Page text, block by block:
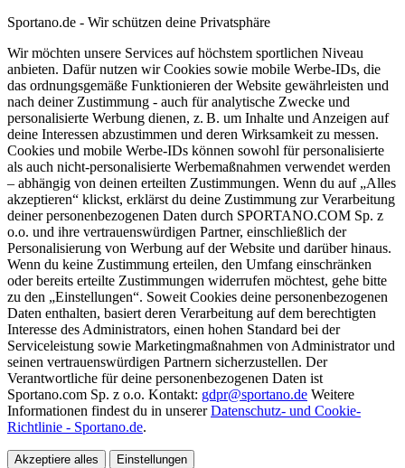
Sportano.de - Wir schützen deine Privatsphäre
Wir möchten unsere Services auf höchstem sportlichen Niveau
anbieten. Dafür nutzen wir Cookies sowie mobile Werbe-IDs, die
das ordnungsgemäße Funktionieren der Website gewährleisten und
nach deiner Zustimmung - auch für analytische Zwecke und
personalisierte Werbung dienen, z. B. um Inhalte und Anzeigen auf
deine Interessen abzustimmen und deren Wirksamkeit zu messen.
Cookies und mobile Werbe-IDs können sowohl für personalisierte
als auch nicht-personalisierte Werbemaßnahmen verwendet werden
– abhängig von deinen erteilten Zustimmungen. Wenn du auf „Alles
akzeptieren“ klickst, erklärst du deine Zustimmung zur Verarbeitung
deiner personenbezogenen Daten durch SPORTANO.COM Sp. z
o.o. und ihre vertrauenswürdigen Partner, einschließlich der
Personalisierung von Werbung auf der Website und darüber hinaus.
Wenn du keine Zustimmung erteilen, den Umfang einschränken
oder bereits erteilte Zustimmungen widerrufen möchtest, gehe bitte
zu den „Einstellungen“. Soweit Cookies deine personenbezogenen
Daten enthalten, basiert deren Verarbeitung auf dem berechtigten
Interesse des Administrators, einen hohen Standard bei der
Serviceleistung sowie Marketingmaßnahmen von Administrator und
seinen vertrauenswürdigen Partnern sicherzustellen. Der
Verantwortliche für deine personenbezogenen Daten ist
Sportano.com Sp. z o.o. Kontakt: gdpr@sportano.de Weitere
Informationen findest du in unsererDatenschutz- und Cookie-
Richtlinie - Sportano.de.
Akzeptiere alles Einstellungen